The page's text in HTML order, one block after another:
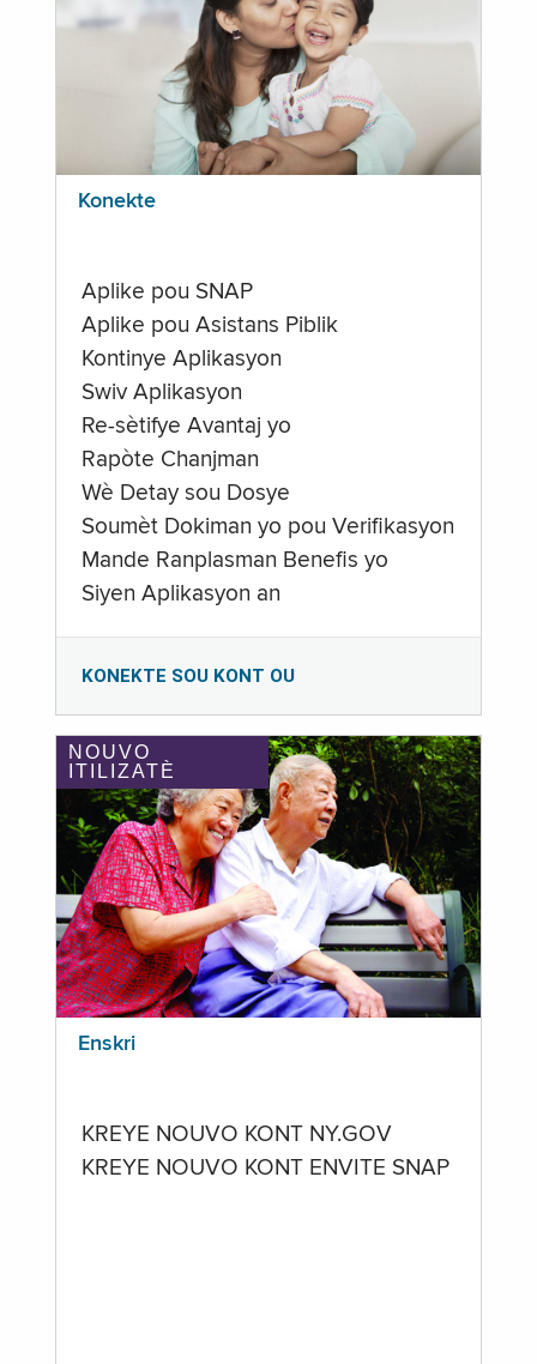
Konekte
Aplike pou SNAP
Aplike pou Asistans Piblik
Kontinye Aplikasyon
Swiv Aplikasyon
Re-sètifye Avantaj yo
Rapòte Chanjman
Wè Detay sou Dosye
Soumèt Dokiman yo pou Verifikasyon
Mande Ranplasman Benefis yo
Siyen Aplikasyon an
KONEKTE SOU KONT OU
NOUVO
ITILIZATÈ
Enskri
KREYE NOUVO KONT NY.GOV
KREYE NOUVO KONT ENVITE SNAP